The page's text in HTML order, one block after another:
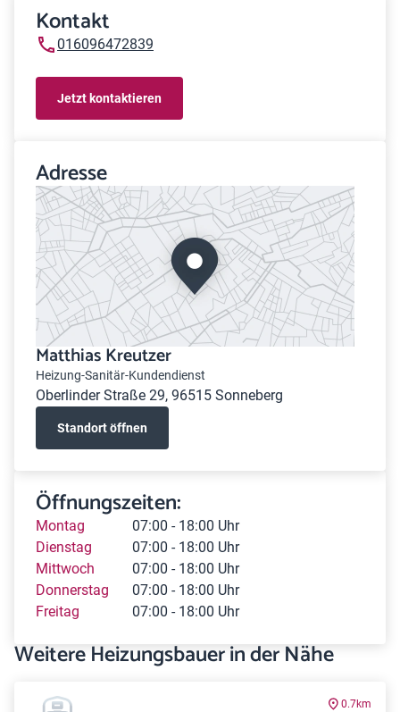
Kontakt
016096472839
Jetzt kontaktieren
Adresse
Matthias Kreutzer
Heizung-Sanitär-Kundendienst
Oberlinder Straße 29, 96515 Sonneberg
Standort öffnen
Öffnungszeiten:
Montag
07:00 - 18:00 Uhr
Dienstag
07:00 - 18:00 Uhr
Mittwoch
07:00 - 18:00 Uhr
Donnerstag
07:00 - 18:00 Uhr
Freitag
07:00 - 18:00 Uhr
Weitere Heizungsbauer in der Nähe
0.7km